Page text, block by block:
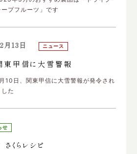
ープフルーツ」です
月13日 ニュース
東甲信に大雪警報
10日、関東甲信に大雪警報が発令され
した
せ
くらレシピ